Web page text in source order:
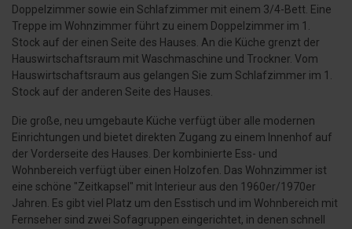
Doppelzimmer sowie ein Schlafzimmer mit einem 3/4-Bett. Eine
Treppe im Wohnzimmer führt zu einem Doppelzimmer im 1.
Stock auf der einen Seite des Hauses. An die Küche grenzt der
Hauswirtschaftsraum mit Waschmaschine und Trockner. Vom
Hauswirtschaftsraum aus gelangen Sie zum Schlafzimmer im 1.
Stock auf der anderen Seite des Hauses.
Die große, neu umgebaute Küche verfügt über alle modernen
Einrichtungen und bietet direkten Zugang zu einem Innenhof auf
der Vorderseite des Hauses. Der kombinierte Ess- und
Wohnbereich verfügt über einen Holzofen. Das Wohnzimmer ist
eine schöne "Zeitkapsel" mit Interieur aus den 1960er/1970er
Jahren. Es gibt viel Platz um den Esstisch und im Wohnbereich mit
Fernseher sind zwei Sofagruppen eingerichtet, in denen schnell